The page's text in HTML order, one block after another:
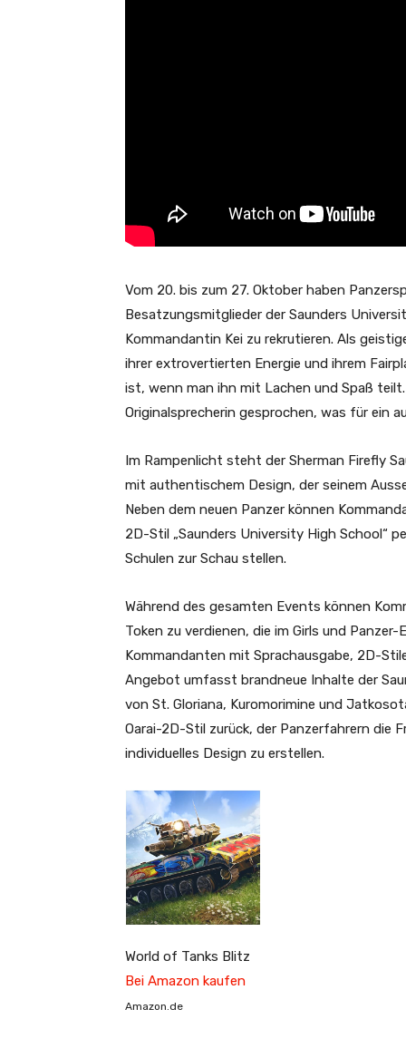
Vom 20. bis zum 27. Oktober haben
Besatzungsmitglieder der Saunders
Kommandantin Kei zu rekrutieren. Als
ihrer extrovertierten Energie und ihrem
ist, wenn man ihn mit Lachen und Spaß
Originalsprecherin gesprochen, was für ein
Im Rampenlicht steht der Sherman Firefly
mit authentischem Design, der seinem
Neben dem neuen Panzer können
2D-Stil „Saunders University High School“
Schulen zur Schau stellen.
Während des gesamten Events können
Token zu verdienen, die im Girls und
Kommandanten mit Sprachausgabe, 2D-
Angebot umfasst brandneue Inhalte der
von St. Gloriana, Kuromorimine und
Oarai-2D-Stil zurück, der Panzerfahrern die
individuelles Design zu erstellen.
World of Tanks Blitz
Bei Amazon kaufen
Amazon.de